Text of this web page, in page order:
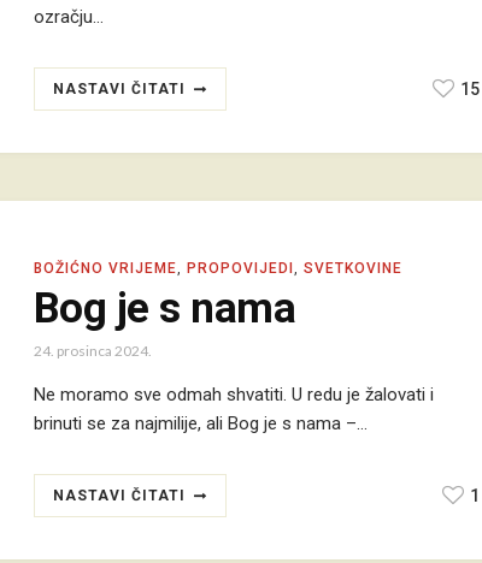
ozračju…
NASTAVI ČITATI 15
BOŽIĆNO VRIJEME, PROPOVIJEDI , SVETKOVINE
Bog je s nama
24. prosinca 2024.
Ne moramo sve odmah shvatiti. U redu je žalovati i
brinuti se za najmilije, ali Bog je s nama –…
NASTAVI ČITATI 1